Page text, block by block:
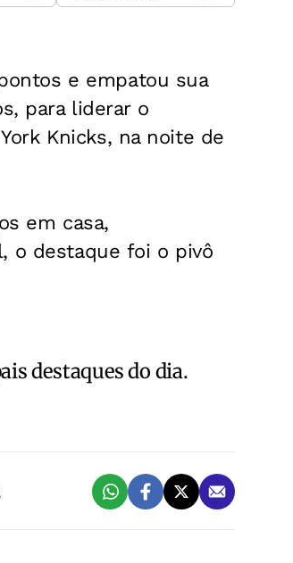
e empatou sua
para liderar o
Knicks, na noite de
em casa,
o destaque foi o pivô
destaques do dia.